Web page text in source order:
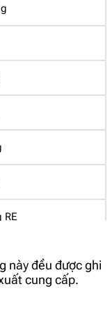
RE
này đều được ghi
cung cấp.